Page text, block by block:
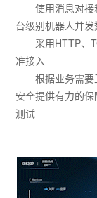
使用消息对
台级别机器人并发
采用HTTP、
准接入
根据业务需
安全提供有力的
测试